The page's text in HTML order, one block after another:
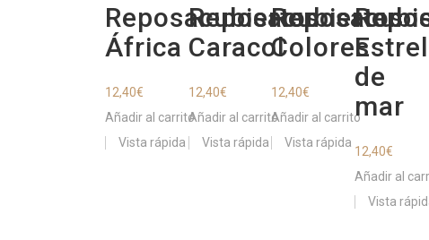
Reposacubiertos
África
12,40€
Añadir al carrito
Vista rápida
Reposacubiertos
Caracol
12,40€
Añadir al carrito
Vista rápida
Colores
12,40€
Añadir al carrito
Vista rápida
de
mar
12,40€
Añadir al
Vista